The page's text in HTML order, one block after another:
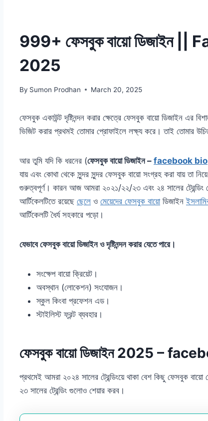
999+ ফেসবুক বায়ো ডিজাইন
2025
By Sumon Prodhan March 20, 2025
ফেসবুক একাউন্ট দৃষ্টিনন্দন করার ক্ষেত্রে ফেসবুক বায়ো ডিজাইন এর
ভিজিট করার প্রথমই তোমার প্রোফাইলে লক্ষ্য করে। তাই তোমার
আর তুমি যদি কি ধরনের (ফেসবুক বায়ো ডিজাইন – facebook bio
যায় এবং কোথা থেকে সুন্দর সুন্দর ফেসবুক বায়ো সংগ্রহ করা যায় তা
গুরুত্বপূর্ণ। কারন আজ আমরা ২০২১/২২/২৩ এবং ২৪ সালের ট্রেন্ডিং
আর্টিকেলটিতে রয়েছে ছেলে ও মেয়েদের ফেসবুক বায়োডিজাইন
আর্টিকেলটি ধৈর্য সহকারে পড়ো।
যেভাবে ফেসবুক বায়ো ডিজাইন ও দৃষ্টিনন্দন করার যেতে পারে।
সংক্ষেপ বায়ো ক্রিয়েট।
অবস্থান (লোকেশন) সংযোজন।
স্কুল কিংবা প্রফেশন এড।
স্টাইলিস্ট ফ্রন্ট ব্যবহার।
ফেসবুক বায়ো ডিজাইন 2025 –
প্রথমেই আমরা ২০২৪ সালের ট্রেন্ডিংয়ে থাকা বেশ কিছু ফেসবুক
২৩ সালের ট্রেন্ডিং গুলোও শেয়ার করব।